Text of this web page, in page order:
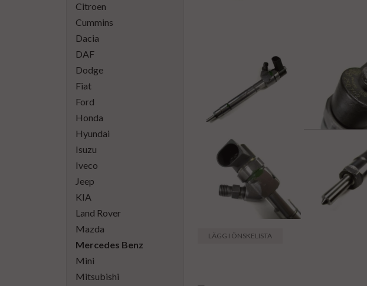
Citroen
Cummins
Dacia
DAF
Dodge
Fiat
Ford
Honda
Hyundai
Isuzu
Iveco
Jeep
KIA
Land Rover
Mazda
Mercedes Benz
Mini
Mitsubishi
LÄGG I ÖNSKELISTA